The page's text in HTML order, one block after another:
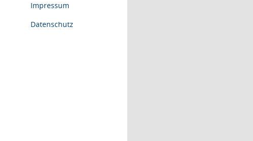
Impressum
Datenschutz